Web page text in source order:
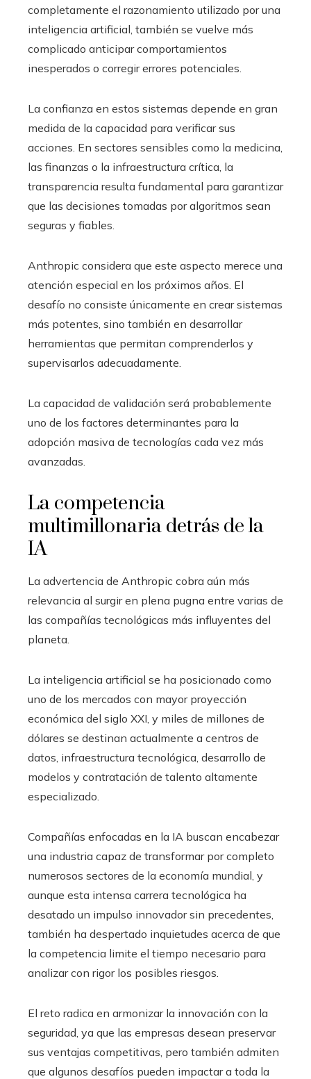
completamente el razonamiento utilizado por una
inteligencia artificial, también se vuelve más
complicado anticipar comportamientos
inesperados o corregir errores potenciales.
La confianza en estos sistemas depende en gran
medida de la capacidad para verificar sus
acciones. En sectores sensibles como la medicina,
las finanzas o la infraestructura crítica, la
transparencia resulta fundamental para garantizar
que las decisiones tomadas por algoritmos sean
seguras y fiables.
Anthropic considera que este aspecto merece una
atención especial en los próximos años. El
desafío no consiste únicamente en crear sistemas
más potentes, sino también en desarrollar
herramientas que permitan comprenderlos y
supervisarlos adecuadamente.
La capacidad de validación será probablemente
uno de los factores determinantes para la
adopción masiva de tecnologías cada vez más
avanzadas.
La competencia
multimillonaria detrás de la
IA
La advertencia de Anthropic cobra aún más
relevancia al surgir en plena pugna entre varias de
las compañías tecnológicas más influyentes del
planeta.
La inteligencia artificial se ha posicionado como
uno de los mercados con mayor proyección
económica del siglo XXI, y miles de millones de
dólares se destinan actualmente a centros de
datos, infraestructura tecnológica, desarrollo de
modelos y contratación de talento altamente
especializado.
Compañías enfocadas en la IA buscan encabezar
una industria capaz de transformar por completo
numerosos sectores de la economía mundial, y
aunque esta intensa carrera tecnológica ha
desatado un impulso innovador sin precedentes,
también ha despertado inquietudes acerca de que
la competencia limite el tiempo necesario para
analizar con rigor los posibles riesgos.
El reto radica en armonizar la innovación con la
seguridad, ya que las empresas desean preservar
sus ventajas competitivas, pero también admiten
que algunos desafíos pueden impactar a toda la